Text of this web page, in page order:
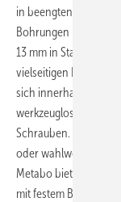
in beengten
Bohrungen mit bis zu
13 mm in Stahl. Das
vielseitigen Einsatz.
sich innerhalb von
werkzeuglos und mit
Schrauben. Der BS
oder wahlweise 4,0-
Metabo bietet den
mit festem Bohrfutter